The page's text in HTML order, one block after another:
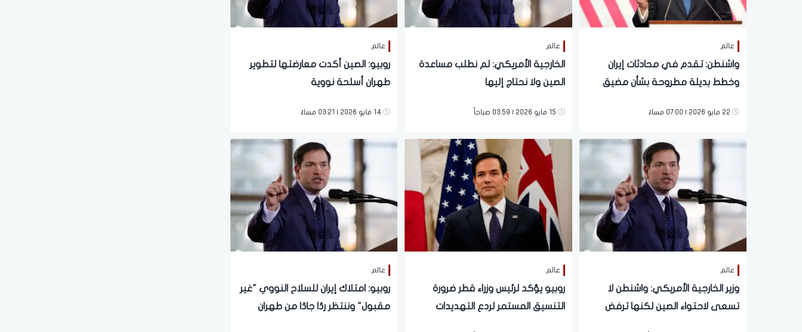
عالم
واشنطن: تقدم في محادثات إيران
وخطط بديلة مطروحة بشأن مضيق
22 مايو 2026 | 07:00 مساءً
عالم
الخارجية الأمريكي: لم نطلب مساعدة
الصين ولا نحتاج إليها
15 مايو 2026 | 03:59 صباحاً
عالم
روبيو: الصين أكدت معارضتها لتطوير
طهران أسلحة نووية
14 مايو 2026 | 03:21 مساءً
عالم
وزير الخارجية الأمريكي: واشنطن لا
تسعى لاحتواء الصين لكنها ترفض
عالم
روبيو يؤكد لرئيس وزراء قطر ضرورة
التنسيق المستمر لردع التهديدات
عالم
روبيو: امتلاك إيران للسلاح النووي "غير
مقبول" وننتظر ردًا جادًا من طهران